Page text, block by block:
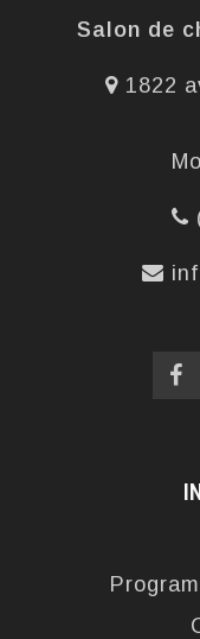
Salon de
1822